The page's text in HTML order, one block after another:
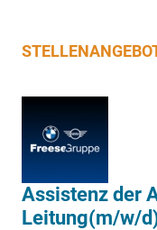
Assistenz der
Leitung(m/w/